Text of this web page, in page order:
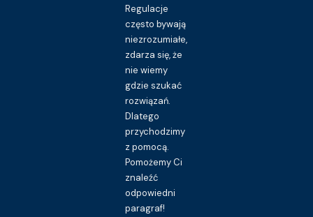
Regulacje
często bywają
niezrozumiałe,
zdarza się, że
nie wiemy
gdzie szukać
rozwiązań.
Dlatego
przychodzimy
z pomocą.
Pomożemy Ci
znaleźć
odpowiedni
paragraf!